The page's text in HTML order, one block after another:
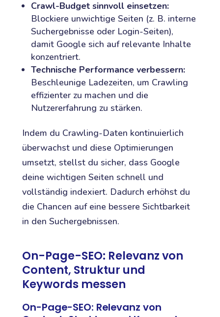
Crawl-Budget sinnvoll einsetzen:
Blockiere unwichtige Seiten (z. B. interne
Suchergebnisse oder Login-Seiten),
damit Google sich auf relevante Inhalte
konzentriert.
Technische Performance verbessern:
Beschleunige Ladezeiten, um Crawling
effizienter zu machen und die
Nutzererfahrung zu stärken.
Indem du Crawling-Daten kontinuierlich
überwachst und diese Optimierungen
umsetzt, stellst du sicher, dass Google
deine wichtigen Seiten schnell und
vollständig indexiert. Dadurch erhöhst du
die Chancen auf eine bessere Sichtbarkeit
in den Suchergebnissen.
On-Page-SEO: Relevanz von
Content, Struktur und
Keywords messen
On-Page-SEO: Relevanz von